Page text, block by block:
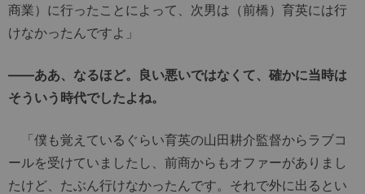
商業）に行ったことによって、次男は（前橋）育英には行
けなかったんですよ」
――ああ、なるほど。良い悪いではなくて、確かに当時は
そういう時代でしたよね。
「僕も覚えているぐらい育英の山田耕介監督からラブコ
ールを受けていましたし、前商からもオファーがありまし
たけど、たぶん行けなかったんです。それで外に出るとい